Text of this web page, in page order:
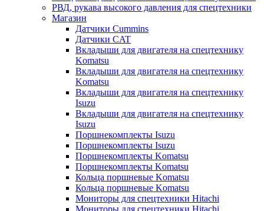
РВД, рукава высокого давления для спецтехники
Магазин
Датчики Cummins
Датчики CAT
Вкладыши для двигателя на спецтехнику
Komatsu
Вкладыши для двигателя на спецтехнику
Komatsu
Вкладыши для двигателя на спецтехнику
Isuzu
Вкладыши для двигателя на спецтехнику
Isuzu
Поршнекомплекты Isuzu
Поршнекомплекты Isuzu
Поршнекомплекты Komatsu
Поршнекомплекты Komatsu
Кольца поршневые Komatsu
Кольца поршневые Komatsu
Мониторы для спецтехники Hitachi
Мониторы для спецтехники Hitachi